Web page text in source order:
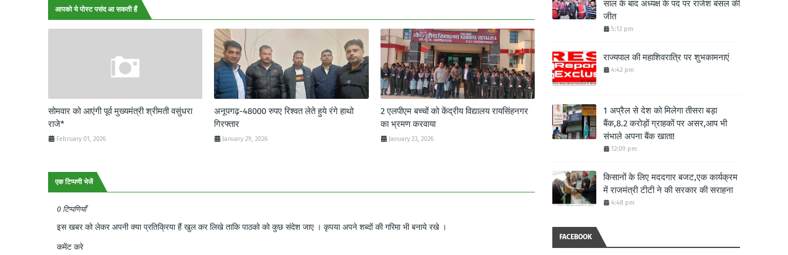
आपको ये पोस्ट पसंद आ सकती हैं
सोमवार को आएंगी पूर्व मुख्यमंत्री श्रीमती वसुंधरा
राजे*
February 01, 2026
अनूपगढ़-48000 रुपए रिश्वत लेते हुये रंगे हाथो
गिरफ्तार
January 29, 2026
2 एलपीएम बच्चों को केंद्रीय विद्यालय रायसिंहनगर
का भ्रमण करवाया
January 23, 2026
एक टिप्पणी भेजें
0 टिप्पणियाँ
इस खबर को लेकर अपनी क्या प्रतिक्रिया हैं खुल कर लिखे ताकि पाठको को कुछ संदेश जाए । कृपया अपने शब्दों की गरिमा भी बनाये रखे ।
कमेंट करे
साल के बाद अध्यक्ष के पद पर राजेश बंसल की
जीत
5:12 pm
राज्यपाल की महाशिवरात्रि पर शुभकामनाएं
4:42 pm
1 अप्रैल से देश को मिलेगा तीसरा बड़ा
बैंक,8.2 करोड़ों ग्राहकों पर असर,आप भी
संभाले अपना बैंक खाता!
12:09 pm
किसानों के लिए मददगार बजट,एक कार्यक्रम
में राजमंत्री टीटी ने की सरकार की सराहना
4:48 pm
FACEBOOK